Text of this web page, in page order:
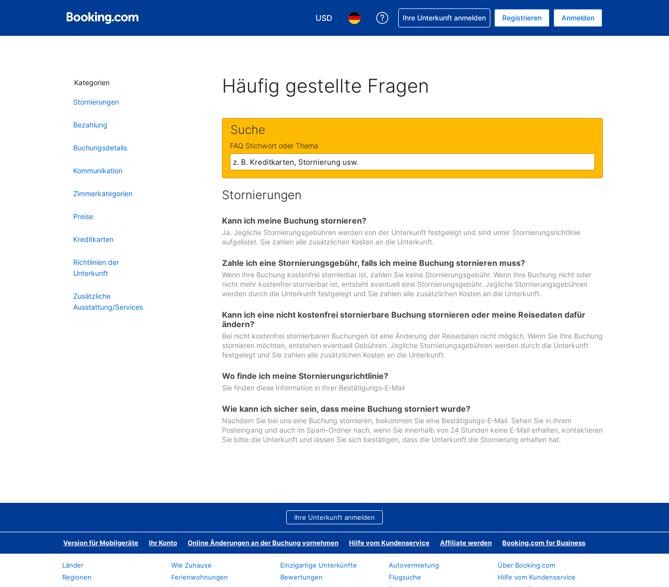
USD
Wählen Sie Ihre Währung. Ihre aktuelle Währung ist US-Dollar
Wählen Sie Ihre Sprache. Ihre aktuelle Sprache ist Deutsch
Hilfe bei Ihrer Buchung erhalten
Ihre Unterkunft anmelden Registrieren Anmelden
Kategorien
Stornierungen
Bezahlung
Buchungsdetails
Kommunikation
Zimmerkategorien
Preise
Kreditkarten
Richtlinien der
Unterkunft
Zusätzliche
Ausstattung/Services
Häufig gestellte Fragen
Suche
FAQ Stichwort oder Thema
Stornierungen
Kann ich meine Buchung stornieren?
Ja. Jegliche Stornierungsgebühren werden von der Unterkunft festgelegt und sind unter Stornierungsrichtlinie
aufgelistet. Sie zahlen alle zusätzlichen Kosten an die Unterkunft.
Zahle ich eine Stornierungsgebühr, falls ich meine Buchung stornieren muss?
Wenn Ihre Buchung kostenfrei stornierbar ist, zahlen Sie keine Stornierungsgebühr. Wenn Ihre Buchung nicht oder
nicht mehr kostenfrei stornierbar ist, entsteht eventuell eine Stornierungsgebühr. Jegliche Stornierungsgebühren
werden durch die Unterkunft festgelegt und Sie zahlen alle zusätzlichen Kosten an die Unterkunft.
Kann ich eine nicht kostenfrei stornierbare Buchung stornieren oder meine Reisedaten dafür
ändern?
Bei nicht kostenfrei stornierbaren Buchungen ist eine Änderung der Reisedaten nicht möglich. Wenn Sie Ihre Buchung
stornieren möchten, entstehen eventuell Gebühren. Jegliche Stornierungsgebühren werden durch die Unterkunft
festgelegt und Sie zahlen alle zusätzlichen Kosten an die Unterkunft.
Wo finde ich meine Stornierungsrichtlinie?
Sie finden diese Information in Ihrer Bestätigungs-E-Mail
Wie kann ich sicher sein, dass meine Buchung storniert wurde?
Nachdem Sie bei uns eine Buchung stornieren, bekommen Sie eine Bestätigungs-E-Mail. Sehen Sie in Ihrem
Posteingang und auch im Spam-Ordner nach. wenn Sie innerhalb von 24 Stunden keine E-Mail erhalten, kontaktieren
Sie bitte die Unterkunft und lassen Sie sich bestätigen, dass die Unterkunft die Stornierung erhalten hat.
Ihre Unterkunft anmelden
Version für Mobilgeräte Ihr Konto Online Änderungen an der Buchung vornehmen Hilfe vom Kundenservice Affiliate werden Booking.com for Business
Länder
Regionen
Wie Zuhause
Ferienwohnungen
Einzigartige Unterkünfte
Bewertungen
Autovermietung
Flugsuche
Über Booking.com
Hilfe vom Kundenservice